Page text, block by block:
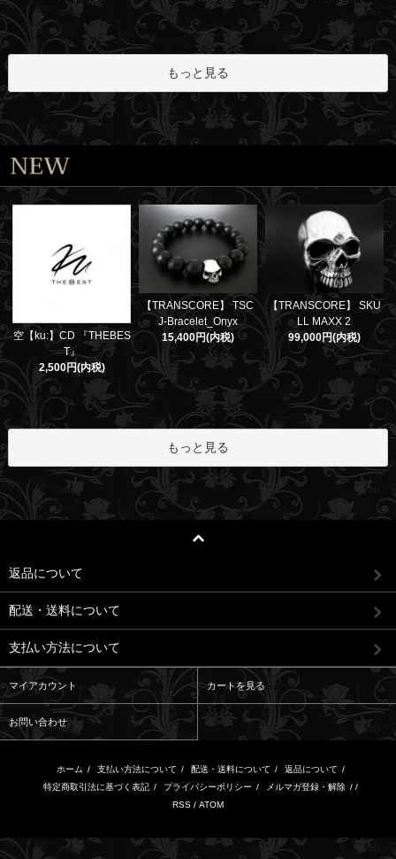
もっと見る
空【ku:】CD 『THEBES
T』
2,500円(内税)
【TRANSCORE】 TSC
J-Bracelet_Onyx
15,400円(内税)
【TRANSCORE】 SKU
LL MAXX 2
99,000円(内税)
もっと見る
返品について
配送・送料について
支払い方法について
マイアカウント カートを見る
お問い合わせ
ホーム / 支払い方法について / 配送・送料について / 返品について /
特定商取引法に基づく表記 / プライバシーポリシー / メルマガ登録・解除 / /
RSS / ATOM